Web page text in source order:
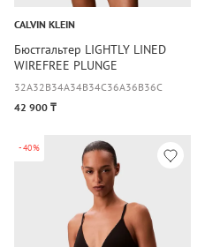
CALVIN KLEIN
Бюстгальтер LIGHTLY LINED
WIREFREE PLUNGE
32A32B34A34B34C36A36B36C
42 900 ₸
-40%